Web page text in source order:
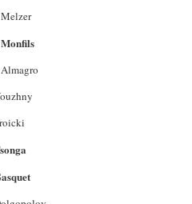
Melzer
Monfils
Almagro